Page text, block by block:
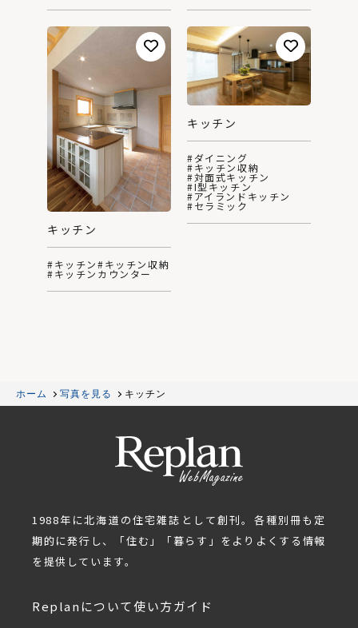
キッチン
#キッチン#キッチン収納
#キッチンカウンター
キッチン
#ダイニング
#キッチン収納
#対面式キッチン
#I型キッチン
#アイランドキッチン
#セラミック
ホーム 写真を見る キッチン
1988年に北海道の住宅雑誌として創刊。各種別冊も定
期的に発行し、「住む」「暮らす」をよりよくする情報
を提供しています。
Replanについて使い方ガイド